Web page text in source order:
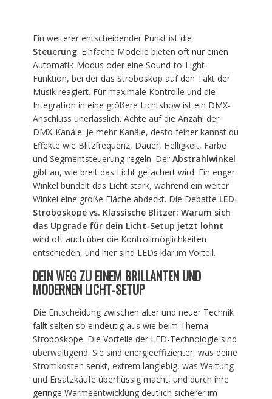
Ein weiterer entscheidender Punkt ist die
Steuerung. Einfache Modelle bieten oft nur einen
Automatik-Modus oder eine Sound-to-Light-
Funktion, bei der das Stroboskop auf den Takt der
Musik reagiert. Für maximale Kontrolle und die
Integration in eine größere Lichtshow ist ein DMX-
Anschluss unerlässlich. Achte auf die Anzahl der
DMX-Kanäle: Je mehr Kanäle, desto feiner kannst du
Effekte wie Blitzfrequenz, Dauer, Helligkeit, Farbe
und Segmentsteuerung regeln. Der Abstrahlwinkel
gibt an, wie breit das Licht gefächert wird. Ein enger
Winkel bündelt das Licht stark, während ein weiter
Winkel eine große Fläche abdeckt. Die Debatte LED-
Stroboskope vs. Klassische Blitzer: Warum sich
das Upgrade für dein Licht-Setup jetzt lohnt
wird oft auch über die Kontrollmöglichkeiten
entschieden, und hier sind LEDs klar im Vorteil.
DEIN WEG ZU EINEM BRILLANTEN UND
MODERNEN LICHT-SETUP
Die Entscheidung zwischen alter und neuer Technik
fällt selten so eindeutig aus wie beim Thema
Stroboskope. Die Vorteile der LED-Technologie sind
überwältigend: Sie sind energieeffizienter, was deine
Stromkosten senkt, extrem langlebig, was Wartung
und Ersatzkäufe überflüssig macht, und durch ihre
geringe Wärmeentwicklung deutlich sicherer im